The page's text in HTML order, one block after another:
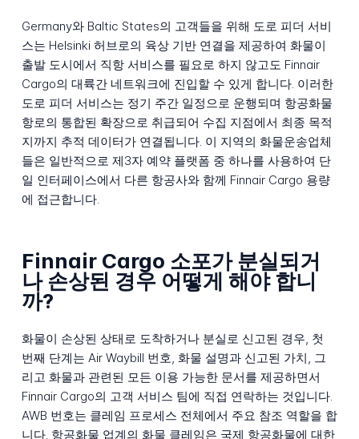
Germany와 Baltic States의 고객들을 위해 도로 피더 서비
스는 Helsinki 허브로의 육상 기반 연결을 제공하여 화물이
출발 도시에서 직항 서비스를 필요로 하지 않고도 Finnair
Cargo의 대륙간 네트워크에 진입할 수 있게 합니다. 이러한
도로 피더 서비스는 정기 주간 일정으로 운행되며 항공화물
항로의 통합된 확장으로 취급되어 수집 지점에서 최종 목적
지까지 추적 데이터가 연결됩니다. 이 지역의 화물운송업체
들은 일반적으로 제3자 예약 플랫폼 중 하나를 사용하여 단
일 인터페이스에서 다른 항공사와 함께 Finnair Cargo 용량
에 접근합니다.
Finnair Cargo 소포가 분실되거
나 손상된 경우 어떻게 해야 합니
까?
화물이 손상된 상태로 도착하거나 분실로 신고된 경우, 첫
번째 단계는 Air Waybill 번호, 화물 설명과 신고된 가치, 그
리고 화물과 관련된 모든 이용 가능한 문서를 제공하면서
Finnair Cargo의 고객 서비스 팀에 직접 연락하는 것입니다.
AWB 번호는 클레임 프로세스 전체에서 주요 참조 역할을 합
니다. 항공화물 업계의 화물 클레임은 국제 항공화물에 대한